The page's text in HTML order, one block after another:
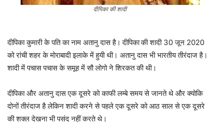
दीपिका की शादी
दीपिका कुमारी के पति का नाम अतानु दास है। दीपिकाकी शादी 30 जून 2020
को रांची शहर के मोराबादी इलाके में हुयी थी। अतानु दास भी भारतीय तीरंदाज है।
शादी में पचास पचास के समूह में सौ लोगो ने शिरकत की थी।
दीपिका और अतानु दास एक दूसरे को काफी लम्बे समय से जानते थे और क्योकि
दोनों तीरंदाज है लेकिन शादी करने से पहले एक दूसरे को आठ साल से एक दूसरे
की शक्ल देखना भी पसंद नहीं करते थे।